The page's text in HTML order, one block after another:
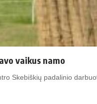
vaikus namo
Skebiškių padalinio